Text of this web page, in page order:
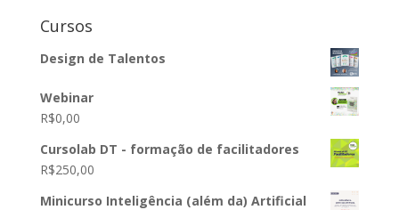
Cursos
Design de Talentos
Webinar
R$0,00
Cursolab DT - formação de facilitadores
R$250,00
Minicurso Inteligência (além da) Artificial